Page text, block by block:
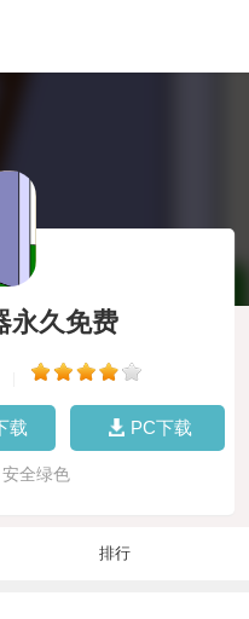
永久免费
载 PC下载
全绿色
排行